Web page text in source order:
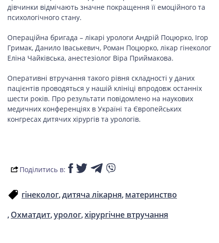
дівчинки відмічають значне покращення її емоційного та
психологічного стану.
Операційна бригада – лікарі урологи Андрій Поцюрко, Ігор
Гримак, Данило Іваськевич, Роман Поцюрко, лікар гінеколог
Еліна Чайківська, анестезіолог Віра Приймакова.
Оперативні втручання такого рівня складності у даних
пацієнтів проводяться у нашій клініці впродовж останніх
шести років. Про результати повідомлено на наукових
медичних конференціях в Україні та Європейських
конгресах дитячих хірургів та урологів.
Поділитись в:
гінеколог дитяча лікарня материнство
Охматдит уролог хірургічне втручання